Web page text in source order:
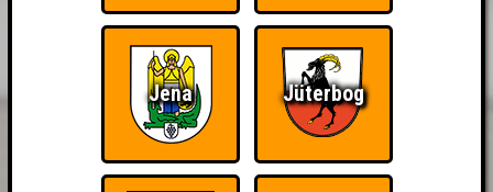
Jena Jüterbog